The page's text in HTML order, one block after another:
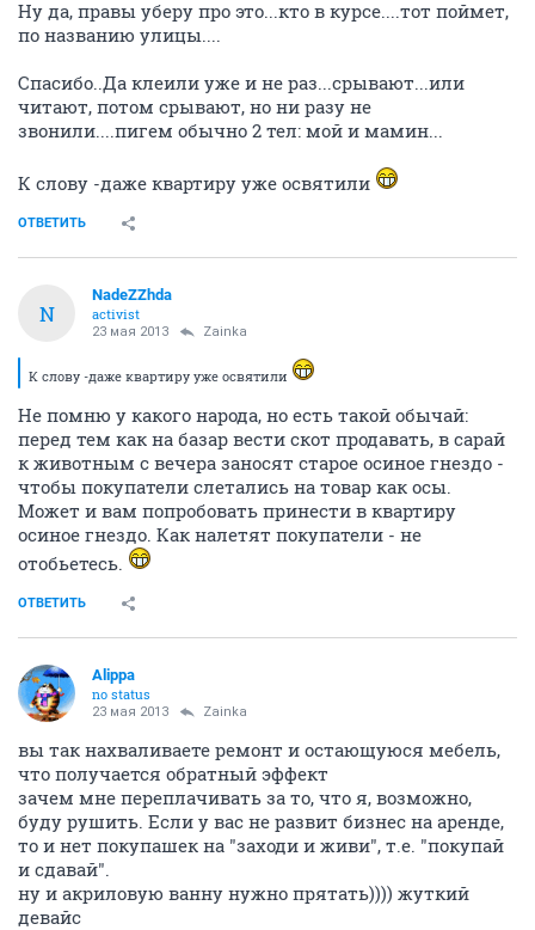
Ну да, правы уберу про это...кто в курсе....тот поймет,
по названию улицы....
Спасибо..Да клеили уже и не раз...срывают...или
читают, потом срывают, но ни разу не
звонили....пигем обычно 2 тел: мой и мамин...
К слову -даже квартиру уже освятили
ОТВЕТИТЬ
N
NadeZZhda
activist
23 мая 2013 Zainka
К слову -даже квартиру уже освятили
Не помню у какого народа, но есть такой обычай:
перед тем как на базар вести скот продавать, в сарай
к животным с вечера заносят старое осиное гнездо -
чтобы покупатели слетались на товар как осы.
Может и вам попробовать принести в квартиру
осиное гнездо. Как налетят покупатели - не
отобьетесь.
ОТВЕТИТЬ
Alippa
no status
23 мая 2013 Zainka
вы так нахваливаете ремонт и остающуюся мебель,
что получается обратный эффект
зачем мне переплачивать за то, что я, возможно,
буду рушить. Если у вас не развит бизнес на аренде,
то и нет покупашек на "заходи и живи", т.е. "покупай
и сдавай".
ну и акриловую ванну нужно прятать)))) жуткий
девайс